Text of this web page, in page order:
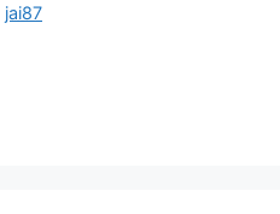
jai87